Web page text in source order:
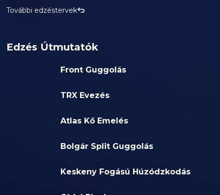
További edzéstervek
Edzés Útmutatók
Front Guggolás
TRX Evezés
Atlas Kő Emelés
Bolgár Split Guggolás
Keskeny Fogású Húzódzkodás